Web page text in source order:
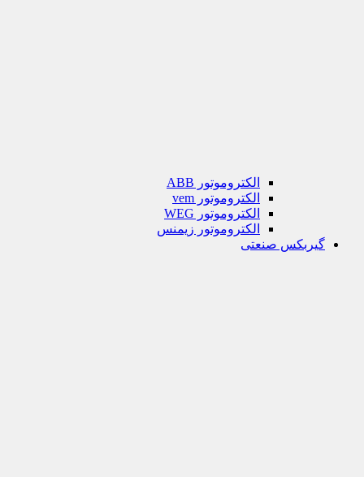
الکتروموتور ABB
الکتروموتور vem
الکتروموتور WEG
الکتروموتور زیمنس
گیربکس صنعتی